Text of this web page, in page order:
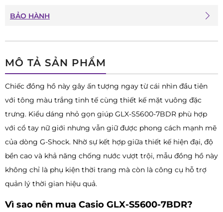
MÔ TẢ SẢN PHẨM
Chiếc đồng hồ này gây ấn tượng ngay từ cái nhìn đầu tiên
với tông màu trắng tinh tế cùng thiết kế mặt vuông đặc
trưng. Kiểu dáng nhỏ gọn giúp GLX-S5600-7BDR phù hợp
với cổ tay nữ giới nhưng vẫn giữ được phong cách mạnh mẽ
của dòng G-Shock. Nhờ sự kết hợp giữa thiết kế hiện đại, độ
bền cao và khả năng chống nước vượt trội, mẫu đồng hồ này
không chỉ là phụ kiện thời trang mà còn là công cụ hỗ trợ
quản lý thời gian hiệu quả.
Vì sao nên mua Casio GLX-S5600-7BDR?
BẢO HÀNH